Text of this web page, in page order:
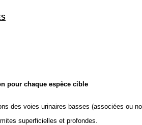
pour chaque espèce cible
des voies urinaires basses (associées ou
superficielles et profondes.